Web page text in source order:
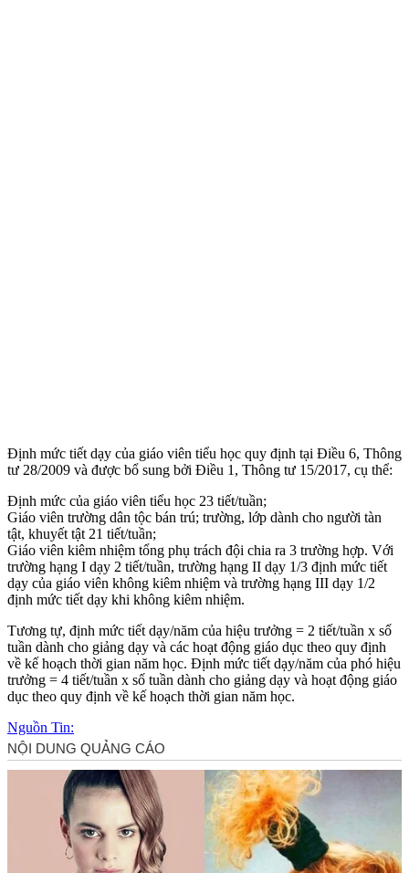
Định mức tiết dạy của giáo viên tiểu học quy định tại Điều 6, Thông
tư 28/2009 và được bổ sung bởi Điều 1, Thông tư 15/2017, cụ thể:
Định mức của giáo viên tiểu học 23 tiết/tuần;
Giáo viên trường dân tộc bán trú; trường, lớp dành cho người tàn
tật, khuyết tật 21 tiết/tuần;
Giáo viên kiêm nhiệm tổng phụ trách đội chia ra 3 trường hợp. Với
trường hạng I dạy 2 tiết/tuần, trường hạng II dạy 1/3 định mức tiết
dạy của giáo viên không kiêm nhiệm và trường hạng III dạy 1/2
định mức tiết dạy khi không kiêm nhiệm.
Tương tự, định mức tiết dạy/năm của hiệu trưởng = 2 tiết/tuần x số
tuần dành cho giảng dạy và các hoạt động giáo dục theo quy định
về kế hoạch thời gian năm học. Định mức tiết dạy/năm của phó hiệu
trưởng = 4 tiết/tuần x số tuần dành cho giảng dạy và hoạt động giáo
dục theo quy định về kế hoạch thời gian năm học.
Nguồn Tin: